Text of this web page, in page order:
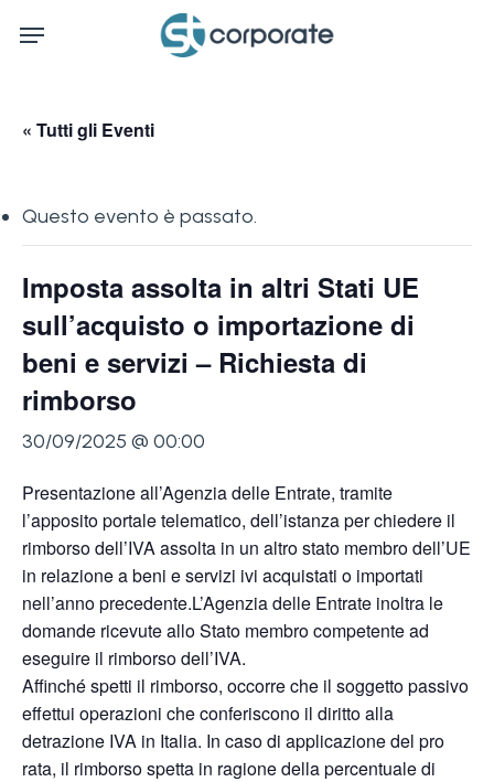
Menu
« Tutti gli Eventi
Questo evento è passato.
Imposta assolta in altri Stati UE
sull’acquisto o importazione di
beni e servizi – Richiesta di
rimborso
30/09/2025 @ 00:00
Presentazione all’Agenzia delle Entrate, tramite
l’apposito portale telematico, dell’istanza per chiedere il
rimborso dell’IVA assolta in un altro stato membro dell’UE
in relazione a beni e servizi ivi acquistati o importati
nell’anno precedente.L’Agenzia delle Entrate inoltra le
domande ricevute allo Stato membro competente ad
eseguire il rimborso dell’IVA.
Affinché spetti il rimborso, occorre che il soggetto passivo
effettui operazioni che conferiscono il diritto alla
detrazione IVA in Italia. In caso di applicazione del pro
rata, il rimborso spetta in ragione della percentuale di